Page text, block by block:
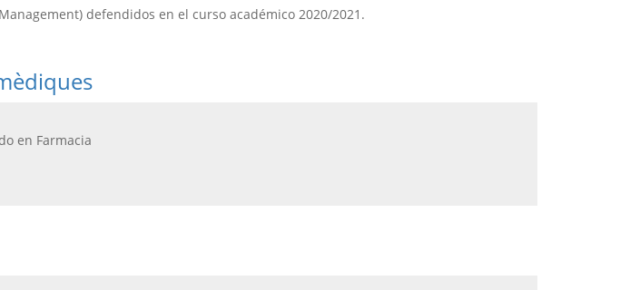
defendidos en el curso académico 2020/2021.
en Farmacia